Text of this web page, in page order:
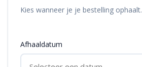
Kies wanneer je je bestelling ophaalt.
Afhaaldatum